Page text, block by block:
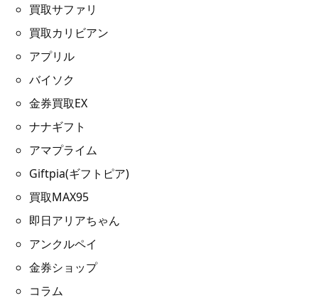
買取サファリ
買取カリビアン
アプリル
バイソク
金券買取EX
ナナギフト
アマプライム
Giftpia(ギフトピア)
買取MAX95
即日アリアちゃん
アンクルペイ
金券ショップ
コラム